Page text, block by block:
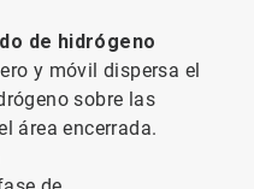
de hidrógeno
y móvil dispersa el
sobre las
área encerrada.